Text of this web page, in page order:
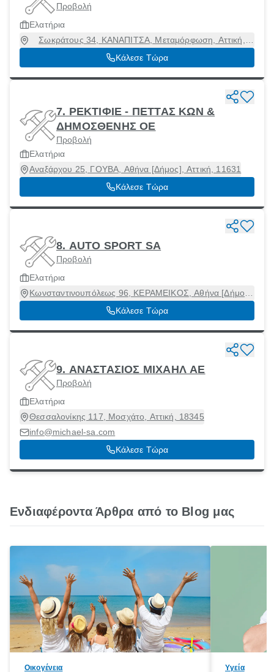
Προβολή
Ελατήρια
Σωκράτους 34, ΚΑΝΑΠΙΤΣΑ, Μεταμόρφωση, Αττική,
14451
Κάλεσε Τώρα
7. ΡΕΚΤΙΦΙΕ - ΠΕΤΤΑΣ ΚΩΝ &
ΔΗΜΟΣΘΕΝΗΣ ΟΕ
Προβολή
Ελατήρια
Αναξάρχου 25, ΓΟΥΒΑ, Αθήνα [Δήμος], Αττική, 11631
Κάλεσε Τώρα
8. AUTO SPORT SA
Προβολή
Ελατήρια
Κωνσταντινουπόλεως 96, ΚΕΡΑΜΕΙΚΟΣ, Αθήνα [Δήμος],
Αττική, 10435
Κάλεσε Τώρα
9. ΑΝΑΣΤΑΣΙΟΣ ΜΙΧΑΗΛ ΑΕ
Προβολή
Ελατήρια
Θεσσαλονίκης 117, Μοσχάτο, Αττική, 18345
info@michael-sa.com
Κάλεσε Τώρα
Ενδιαφέροντα Άρθρα από το Blog μας
Οικογένεια Υγεία